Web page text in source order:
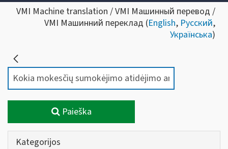
VMI Machine translation / VMI Машинный перевод /
VMI Машинний переклад (English, Русский,
Українська)
Paieška
Kategorijos